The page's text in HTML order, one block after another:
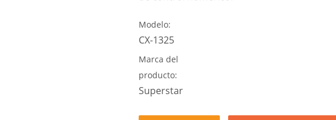
Modelo:
CX-1325
Marca del
producto:
Superstar